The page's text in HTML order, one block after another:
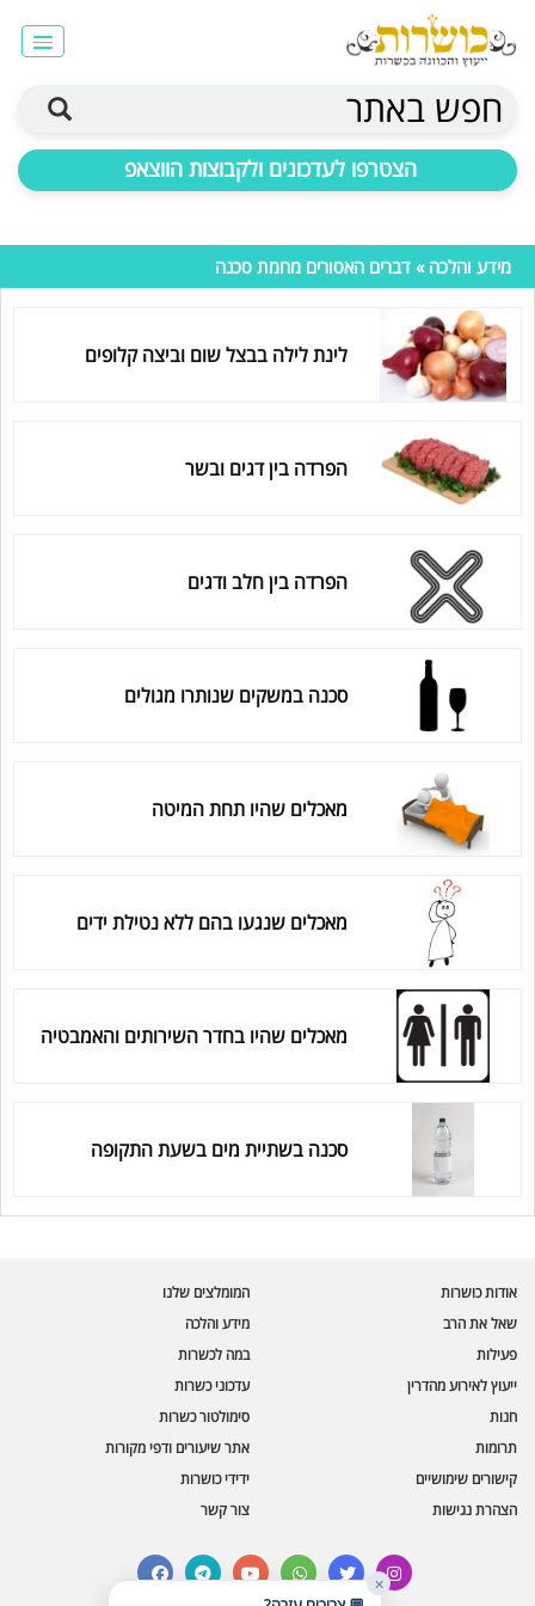
חפש באתר
הצטרפו לעדכונים ולקבוצות הווצאפ
מידע והלכה » דברים האסורים מחמת סכנה
לינת לילה בבצל שום וביצה קלופים
הפרדה בין דגים ובשר
הפרדה בין חלב ודגים
סכנה במשקים שנותרו מגולים
מאכלים שהיו תחת המיטה
מאכלים שנגעו בהם ללא נטילת ידים
מאכלים שהיו בחדר השירותים והאמבטיה
סכנה בשתיית מים בשעת התקופה
אודות כושרות
שאל את הרב
פעילות
ייעוץ לאירוע מהדרין
המומלצים שלנו
מידע והלכה
במה לכשרות
עדכוני כשרות
חנות
תרומות
קישורים שימושיים
הצהרת נגישות
סימולטור כשרות
אתר שיעורים ודפי מקורות
ידידי כושרות
צור קשר
facebooktelegramyoutubewhatsapptwitter
instagram
עוזר הכשרות של כושרות
🪲 בדיקת חרקים
מספר כושרות ומאמרי האתר
🔀 תערובות כלים ומאכלים
✕